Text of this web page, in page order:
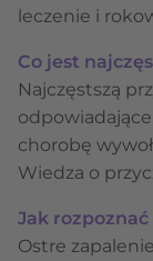
leczenie i
Co jest
Najczęstszą
chorobę
Wiedza o
Jak
Ostre